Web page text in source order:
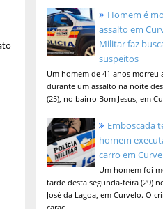
Homem é
assalto em
Militar faz
suspeitos
Um homem de 41 anos morreu
durante um assalto na noite
(25), no bairro Bom Jesus, em
Emboscada
homem
carro em
Um homem foi
tarde desta segunda-feira (29)
José da Lagoa, em Curvelo. O